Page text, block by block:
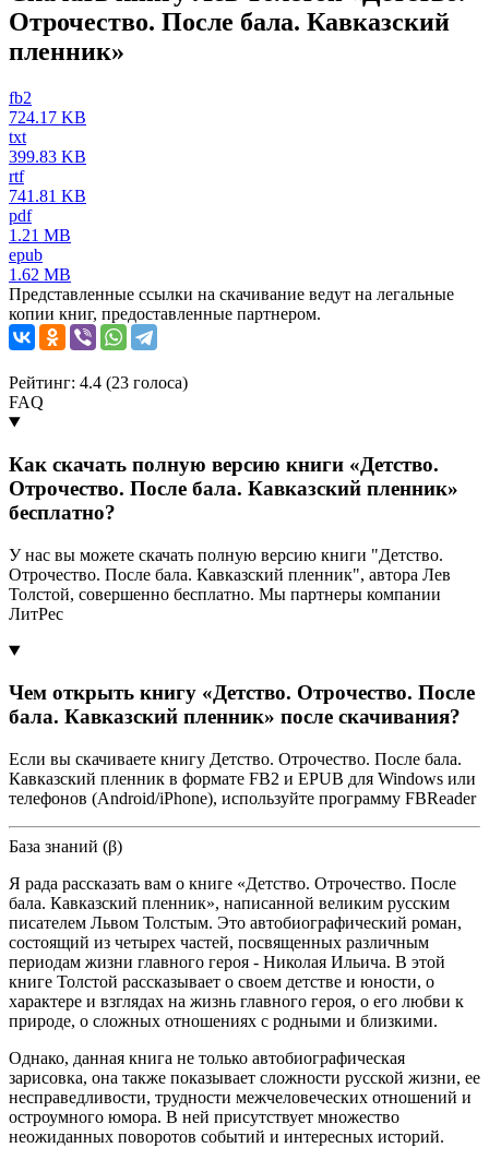
Отрочество. После бала. Кавказский
пленник»
fb2
724.17 KB
txt
399.83 KB
rtf
741.81 KB
pdf
1.21 MB
epub
1.62 MB
Представленные ссылки на скачивание ведут на легальные
копии книг, предоставленные партнером.
Рейтинг: 4.4 (23 голоса)
FAQ
Как скачать полную версию книги «Детство.
Отрочество. После бала. Кавказский пленник»
бесплатно?
У нас вы можете скачать полную версию книги "Детство.
Отрочество. После бала. Кавказский пленник", автора Лев
Толстой, совершенно бесплатно. Мы партнеры компании
ЛитРес
Чем открыть книгу «Детство. Отрочество. После
бала. Кавказский пленник» после скачивания?
Если вы скачиваете книгу Детство. Отрочество. После бала.
Кавказский пленник в формате FB2 и EPUB для Windows или
телефонов (Android/iPhone), используйте программу FBReader
База знаний (β)
Я рада рассказать вам о книге «Детство. Отрочество. После
бала. Кавказский пленник», написанной великим русским
писателем Львом Толстым. Это автобиографический роман,
состоящий из четырех частей, посвященных различным
периодам жизни главного героя - Николая Ильича. В этой
книге Толстой рассказывает о своем детстве и юности, о
характере и взглядах на жизнь главного героя, о его любви к
природе, о сложных отношениях с родными и близкими.
Однако, данная книга не только автобиографическая
зарисовка, она также показывает сложности русской жизни, ее
несправедливости, трудности межчеловеческих отношений и
остроумного юмора. В ней присутствует множество
неожиданных поворотов событий и интересных историй.